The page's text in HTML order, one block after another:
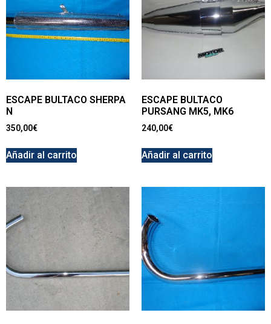
ESCAPE BULTACO SHERPA
N
350,00€
Añadir al carrito
ESCAPE BULTACO
PURSANG MK5, MK6
240,00€
Añadir al carrito